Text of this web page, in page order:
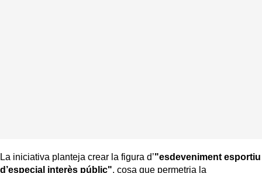
La iniciativa planteja crear la figura d’"esdeveniment esportiu
d’especial interès públic", cosa que permetria la